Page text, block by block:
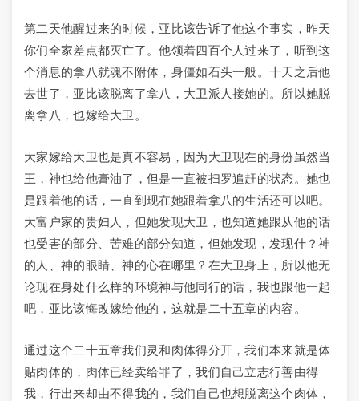
第二天他醒过来的时候，亚比该告诉了他这个事实，昨天
你们全家差点都灭亡了。他领着四百个人过来了，听到这
个消息的拿八就魂不附体，身僵如石头一般。十天之后他
去世了，亚比该脱离了拿八，大卫派人接她的。所以她脱
离拿八，也嫁给大卫。
大家嫁给大卫也是真不容易，因为大卫现在的身份虽然当
王，神也给他膏油了，但是一直被扫罗追赶的状态。她也
是跟着他的话，一直到现在她跟着拿八的生活还可以吧。
大富户家的贵妇人，但她发现大卫，也知道她跟从他的话
也受害的部分、苦难的部分知道，但她发现，发现什？神
的人、神的眼睛、神的心在哪里？在大卫身上，所以他无
论现在身处什么样的环境神与他同行的话，我也跟他一起
吧，亚比该悔改嫁给他的，这就是二十五章的内容。
通过这个二十五章我们灵和肉体得分开，我们本来就是体
贴肉体的，肉体已经卖给罪了，我们自己立志行善由得
我，行出来却由不得我的，我们自己也想脱离这个肉体，